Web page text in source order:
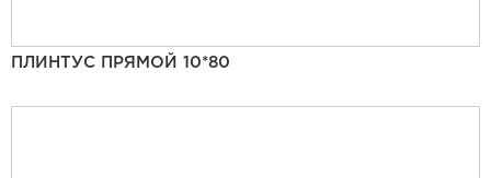
ПЛИНТУС ПРЯМОЙ 10*80